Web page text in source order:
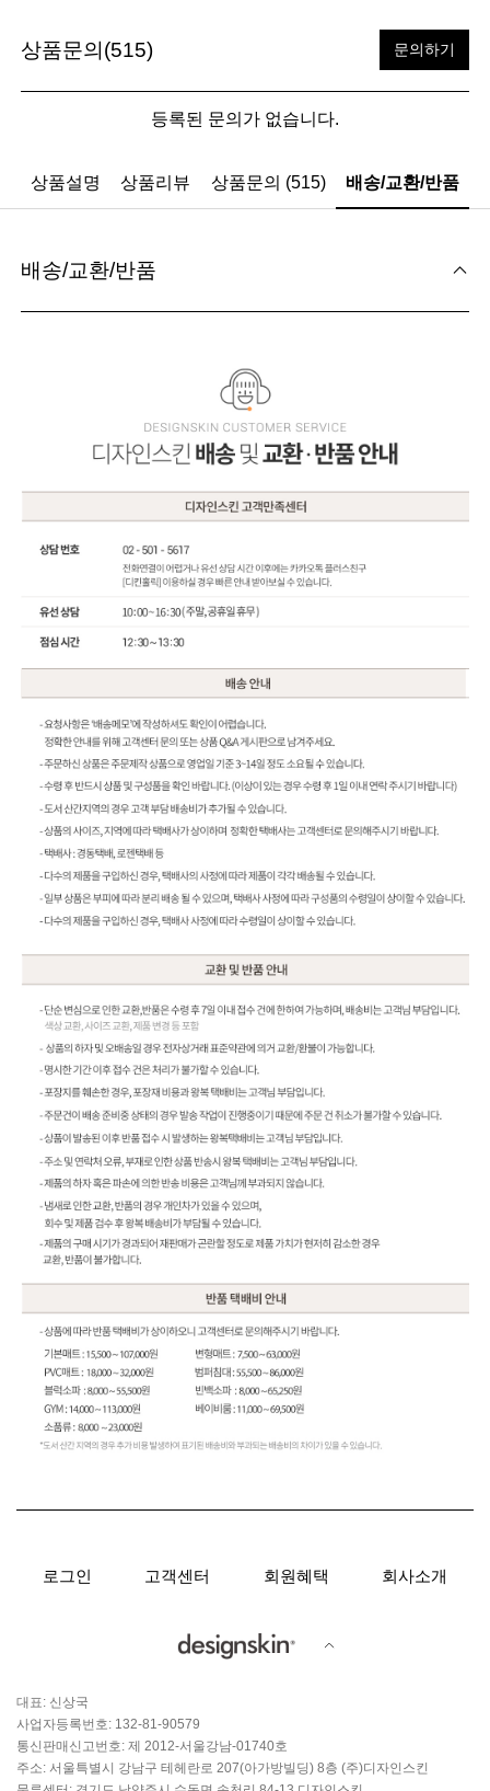
상품문의(515) 문의하기
등록된 문의가 없습니다.
상품설명 상품리뷰 상품문의 (515) 배송/교환/반품
배송/교환/반품
로그인 고객센터 회원혜택 회사소개
대표: 신상국
사업자등록번호: 132-81-90579
통신판매신고번호: 제 2012-서울강남-01740호
주소: 서울특별시 강남구 테헤란로 207(아가방빌딩) 8층 (주)디자인스킨